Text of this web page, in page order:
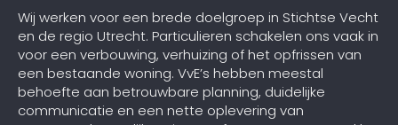
Wij werken voor een brede doelgroep in Stichtse Vecht
en de regio Utrecht. Particulieren schakelen ons vaak in
voor een verbouwing, verhuizing of het opfrissen van
een bestaande woning. VvE’s hebben meestal
behoefte aan betrouwbare planning, duidelijke
communicatie en een nette oplevering van